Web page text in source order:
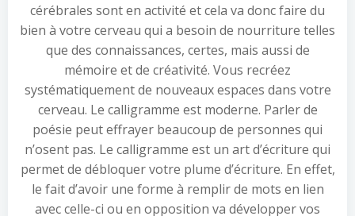
cérébrales sont en activité et cela va donc faire du
bien à votre cerveau qui a besoin de nourriture telles
que des connaissances, certes, mais aussi de
mémoire et de créativité. Vous recréez
systématiquement de nouveaux espaces dans votre
cerveau. Le calligramme est moderne. Parler de
poésie peut effrayer beaucoup de personnes qui
n’osent pas. Le calligramme est un art d’écriture qui
permet de débloquer votre plume d’écriture. En effet,
le fait d’avoir une forme à remplir de mots en lien
avec celle-ci ou en opposition va développer vos